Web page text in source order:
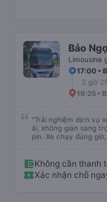
Bảo
Limousine
17:00 •
2 giờ
19:25 •
"Trải nghiệm dịch vụ
ái, không gian sang
pin. Xe chạy đúng
Không cần thanh
Xác nhận chỗ